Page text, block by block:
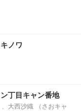
ノワ
丁目キャン番地
大西沙織 （さおキャ